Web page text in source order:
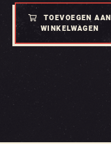
TOEVOEGEN AAN
WINKELWAGEN